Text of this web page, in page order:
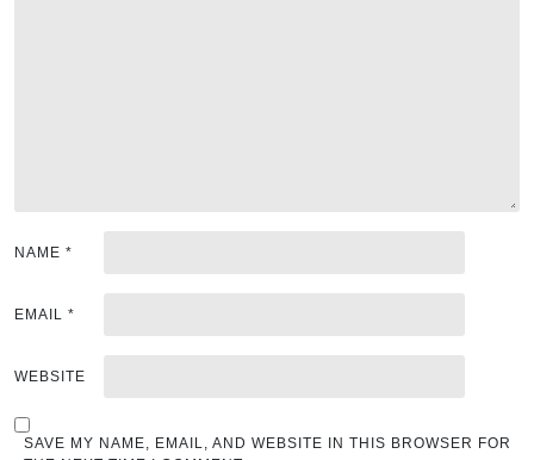
NAME *
EMAIL *
WEBSITE
SAVE MY NAME, EMAIL, AND WEBSITE IN THIS BROWSER FOR